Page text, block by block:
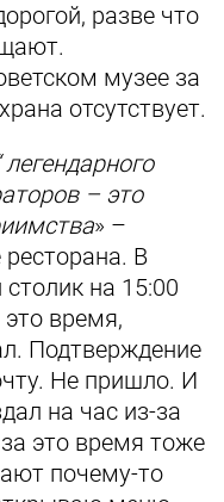
разве что
музее за
отсутствует.
– это
» –
В
на 15:00
время,
Подтверждение
Не пришло. И
на час из-за
это время тоже
почему-то